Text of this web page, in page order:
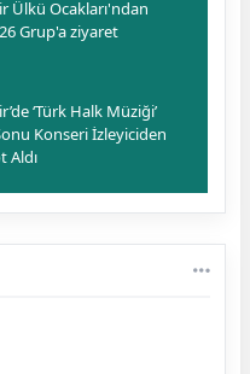
Ülkü Ocakları'ndan
Grup'a ziyaret
‘Türk Halk Müziği’
Konseri İzleyiciden
Aldı